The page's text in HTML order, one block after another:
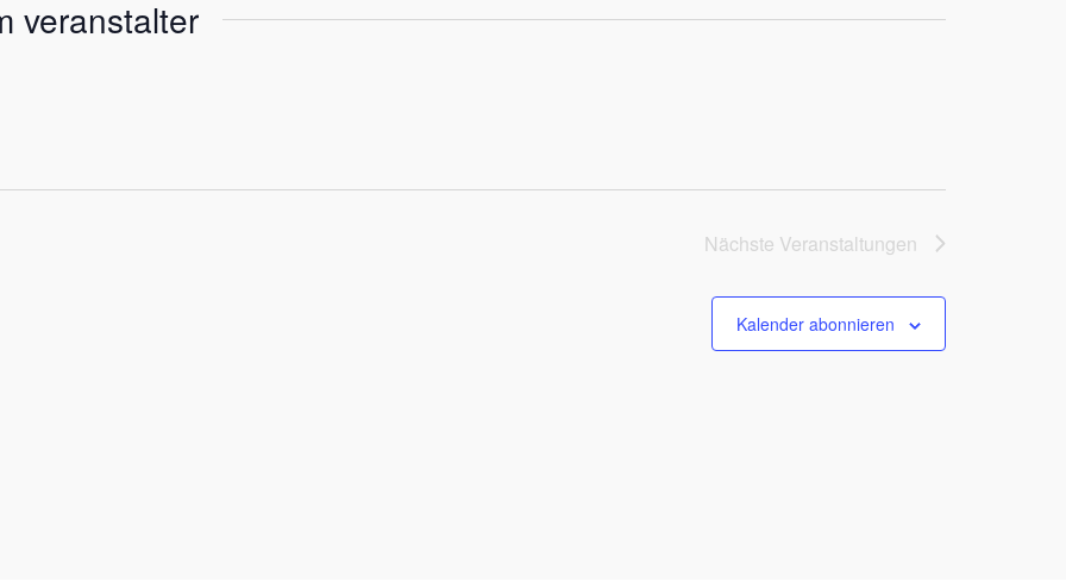
l
veranstalter
Nächste Veranstaltungen
Kalender abonnieren